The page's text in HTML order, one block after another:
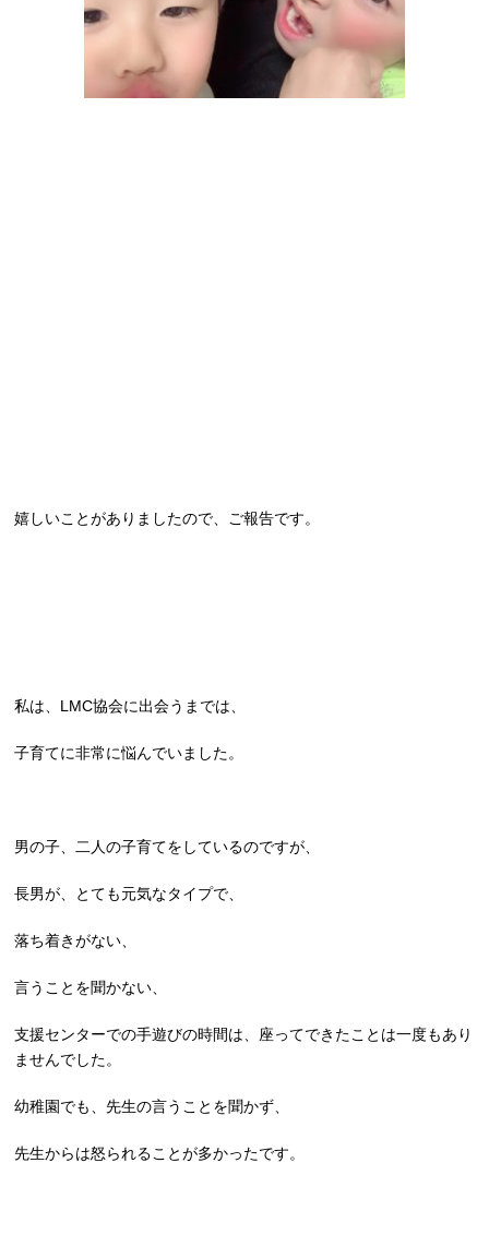
嬉しいことがありましたので、ご報告です。
私は、LMC協会に出会うまでは、
子育てに非常に悩んでいました。
男の子、二人の子育てをしているのですが、
長男が、とても元気なタイプで、
落ち着きがない、
言うことを聞かない、
支援センターでの手遊びの時間は、座ってできたことは一度もあり
ませんでした。
幼稚園でも、先生の言うことを聞かず、
先生からは怒られることが多かったです。